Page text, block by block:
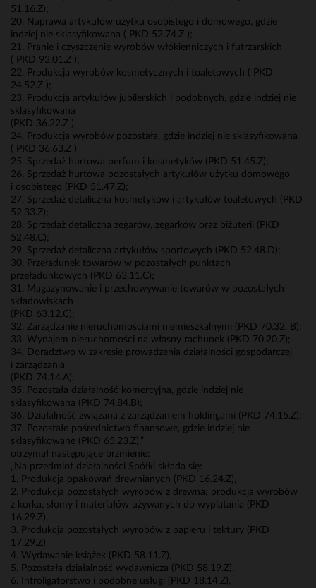
51.16.Z);
20. Naprawa artykułów użytku osobistego i domowego, gdzie
indziej nie sklasyfikowana ( PKD 52.74.Z );
21. Pranie i czyszczenie wyrobów włókienniczych i futrzarskich
( PKD 93.01.Z );
22. Produkcja wyrobów kosmetycznych i toaletowych ( PKD
24.52.Z );
23. Produkcja artykułów jubilerskich i podobnych, gdzie indziej nie
sklasyfikowana
(PKD 36.22.Z )
24. Produkcja wyrobów pozostała, gdzie indziej nie sklasyfikowana
( PKD 36.63.Z )
25. Sprzedaż hurtowa perfum i kosmetyków (PKD 51.45.Z);
26. Sprzedaż hurtowa pozostałych artykułów użytku domowego
i osobistego (PKD 51.47.Z);
27. Sprzedaż detaliczna kosmetyków i artykułów toaletowych (PKD
52.33.Z);
28. Sprzedaż detaliczna zegarów, zegarków oraz biżuterii (PKD
52.48.C);
29. Sprzedaż detaliczna artykułów sportowych (PKD 52.48.D);
30. Przeładunek towarów w pozostałych punktach
przeładunkowych (PKD 63.11.C);
31. Magazynowanie i przechowywanie towarów w pozostałych
składowiskach
(PKD 63.12.C);
32. Zarządzanie nieruchomościami niemieszkalnymi (PKD 70.32. B);
33. Wynajem nieruchomości na własny rachunek (PKD 70.20.Z);
34. Doradztwo w zakresie prowadzenia działalności gospodarczej
i zarządzania
(PKD 74.14.A);
35. Pozostała działalność komercyjna, gdzie indziej nie
sklasyfikowana (PKD 74.84.B);
36. Działalność związana z zarządzaniem holdingami (PKD 74.15.Z);
37. Pozostałe pośrednictwo finansowe, gdzie indziej nie
sklasyfikowane (PKD 65.23.Z).”
otrzymał następujące brzmienie:
„Na przedmiot działalności Spółki składa się:
1. Produkcja opakowań drewnianych (PKD 16.24.Z),
2. Produkcja pozostałych wyrobów z drewna; produkcja wyrobów
z korka, słomy i materiałów używanych do wyplatania (PKD
16.29.Z),
3. Produkcja pozostałych wyrobów z papieru i tektury (PKD
17.29.Z)
4. Wydawanie książek (PKD 58.11.Z),
5. Pozostała działalność wydawnicza (PKD 58.19.Z),
6. Introligatorstwo i podobne usługi (PKD 18.14.Z),